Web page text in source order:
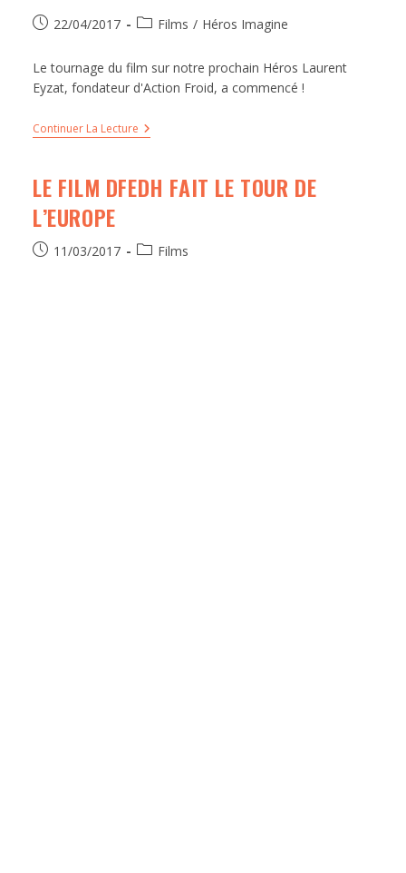
22/04/2017 Films / Héros Imagine
Le tournage du film sur notre prochain Héros Laurent
Eyzat, fondateur d'Action Froid, a commencé !
Continuer La Lecture
LE FILM DFEDH FAIT LE TOUR DE
L’EUROPE
11/03/2017 Films
la meilleure expérience sur notre site. En
utilisant notre site, vous acceptez les
OK j'ai compris